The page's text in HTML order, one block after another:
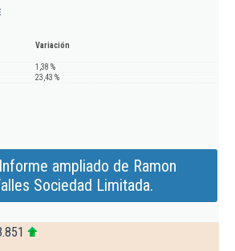
Variación
1,38 %
23,43 %
ampliado de Ramon
Sociedad Limitada.